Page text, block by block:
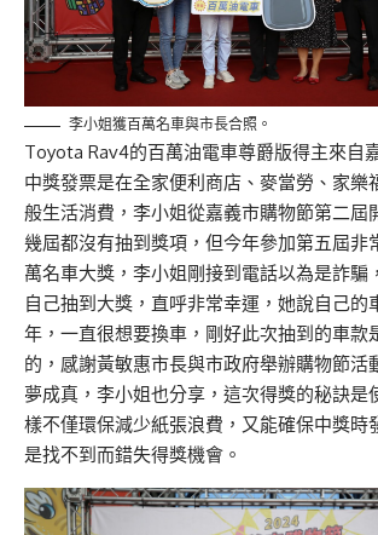
李小姐獲百萬名車與市長合照。
Toyota Rav4的百萬油電車尊爵版得主來自
中獎發票是在全家便利商店、麥當勞、家樂
般生活消費，李小姐從嘉義市購物節第二屆
幾屆都沒有抽到獎項，但今年參加第五屆非
萬名車大獎，李小姐剛接到電話以為是詐騙
自己抽到大獎，直呼非常幸運，她說自己的
年，一直很想要換車，剛好此次抽到的車款
的，感謝黃敏惠市長與市政府舉辦購物節活
夢成真，李小姐也分享，這次得獎的秘訣是
樣不僅環保減少紙張浪費，又能確保中獎時
是找不到而錯失得獎機會。